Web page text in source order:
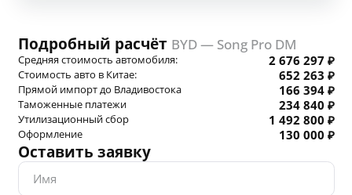
Подробный расчёт BYD — Song Pro DM
Средняя стоимость автомобиля: 2 676 297 ₽
Стоимость авто в Китае: 652 263 ₽
Прямой импорт до Владивостока 166 394 ₽
Таможенные платежи 234 840 ₽
Утилизационный сбор 1 492 800 ₽
Оформление 130 000 ₽
Оставить заявку